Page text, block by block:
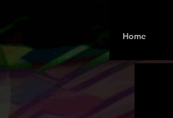
Home